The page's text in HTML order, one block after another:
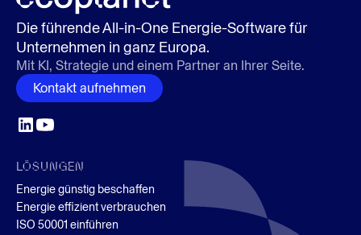
Die führende All-in-One Energie-Software für
Unternehmen in ganz Europa.
Mit KI, Strategie und einem Partner an Ihrer Seite.
Kontakt aufnehmen
LÖSUNGEN
Energie günstig beschaffen
Energie effizient verbrauchen
ISO 50001 einführen